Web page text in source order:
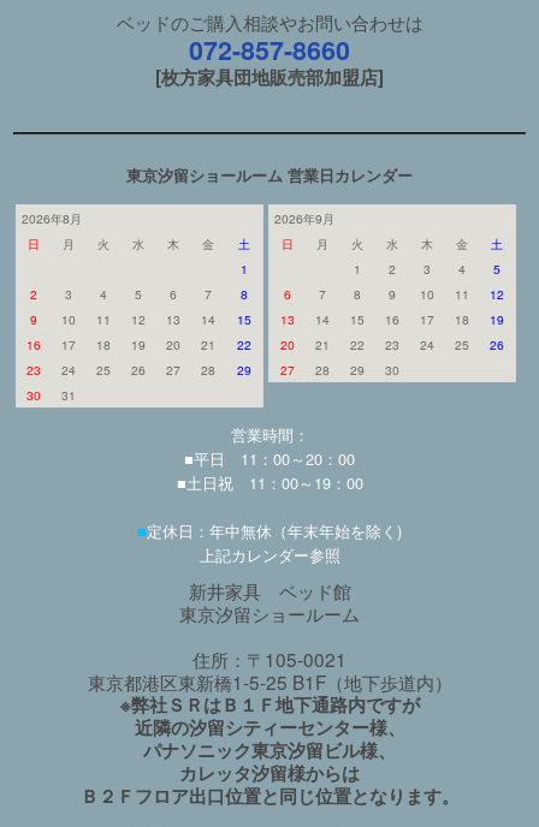
ベッドのご購入相談やお問い合わせは
072-857-8660
[枚方家具団地販売部加盟店]
東京汐留ショールーム 営業日カレンダー
2026年8月
日
月 火 水 木 金
土
1
2
3 4 5 6 7
8
9
10 11 12 13 14
15
16
17 18 19 20 21
22
23
24 25 26 27 28
29
30
31
2026年9月
日
月 火 水 木 金
土
1
2 3 4
5
6
7 8 9 10 11
12
13
14 15 16 17 18
19
20
21 22 23 24 25
26
27
28 29 30
営業時間：
■平日 11：00～20：00
■土日祝 11：00～19：00
■定休日：年中無休（年末年始を除く)
上記カレンダー参照
新井家具 ベッド館
東京汐留ショールーム
住所：〒105-0021
東京都港区東新橋1-5-25 B1F（地下歩道内）
※弊社ＳＲはＢ１Ｆ地下通路内ですが
近隣の汐留シティーセンター様、
パナソニック東京汐留ビル様、
カレッタ汐留様からは
Ｂ２Ｆフロア出口位置と同じ位置となります。